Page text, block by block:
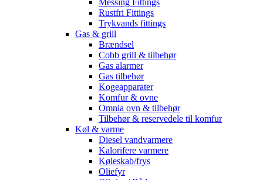
Messing Fittings
Rustfri Fittings
Trykvands fittings
Gas & grill
Brændsel
Cobb grill & tilbehør
Gas alarmer
Gas tilbehør
Kogeapparater
Komfur & ovne
Omnia ovn & tilbehør
Tilbehør & reservedele til komfur
Køl & varme
Diesel vandvarmere
Kalorifere varmere
Køleskab/frys
Oliefyr